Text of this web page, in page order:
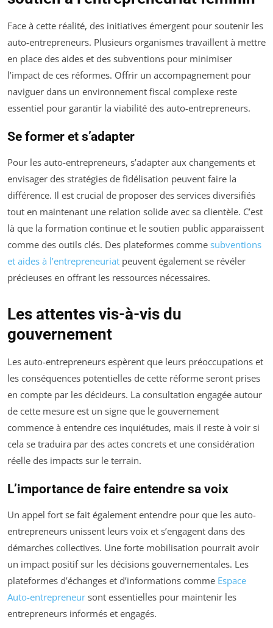
Face à cette réalité, des initiatives émergent pour soutenir les
auto-entrepreneurs. Plusieurs organismes travaillent à mettre
en place des aides et des subventions pour minimiser
l’impact de ces réformes. Offrir un accompagnement pour
naviguer dans un environnement fiscal complexe reste
essentiel pour garantir la viabilité des auto-entrepreneurs.
Se former et s’adapter
Pour les auto-entrepreneurs, s’adapter aux changements et
envisager des stratégies de fidélisation peuvent faire la
différence. Il est crucial de proposer des services diversifiés
tout en maintenant une relation solide avec sa clientèle. C’est
là que la formation continue et le soutien public apparaissent
comme des outils clés. Des plateformes comme subventions
et aides à l’entrepreneuriat peuvent également se révéler
précieuses en offrant les ressources nécessaires.
Les attentes vis-à-vis du
gouvernement
Les auto-entrepreneurs espèrent que leurs préoccupations et
les conséquences potentielles de cette réforme seront prises
en compte par les décideurs. La consultation engagée autour
de cette mesure est un signe que le gouvernement
commence à entendre ces inquiétudes, mais il reste à voir si
cela se traduira par des actes concrets et une considération
réelle des impacts sur le terrain.
L’importance de faire entendre sa voix
Un appel fort se fait également entendre pour que les auto-
entrepreneurs unissent leurs voix et s’engagent dans des
démarches collectives. Une forte mobilisation pourrait avoir
un impact positif sur les décisions gouvernementales. Les
plateformes d’échanges et d’informations comme Espace
Auto-entrepreneur sont essentielles pour maintenir les
entrepreneurs informés et engagés.